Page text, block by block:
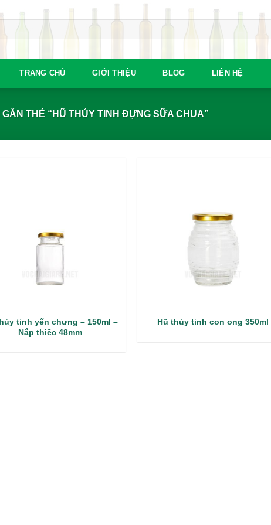
TRANG CHỦ GIỚI THIỆU BLOG LIÊN HỆ
THẺ “HŨ THỦY TINH ĐỰNG SỮA CHUA”
tinh yến chưng – 150ml –
Nắp thiếc 48mm
Hũ thủy tinh con ong 350ml